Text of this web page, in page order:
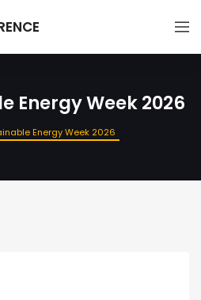
Energy Week 2026
Energy Week 2026